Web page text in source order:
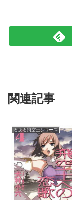
関連記事
とある飛空士シリーズ